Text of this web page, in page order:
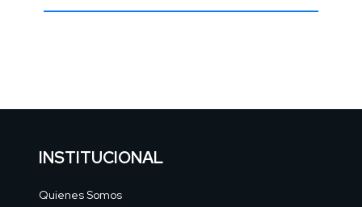
INSTITUCIONAL
Quienes Somos